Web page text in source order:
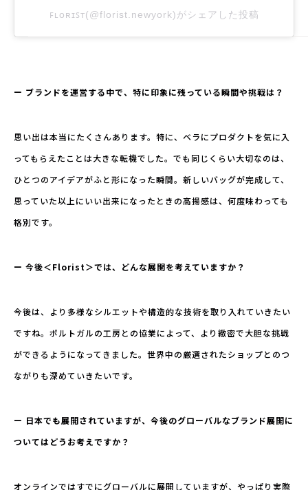
ꜰʟᴏʀɪꜱᴛ(@florist.newyork)がシェアした投稿
ー ブランドを運営する中で、特に印象に残っている瞬間や挑戦は？
思い出は本当にたくさんあります。特に、ベラにプロダクトを気に入
ってもらえたことは大きな転機でした。でも同じくらい大切なのは、
ひとつのアイデアがふと形になった瞬間。新しいバッグが完成して、
思っていた以上にいい出来になったときの高揚感は、何度味わっても
格別です。
ー 今後＜Florist＞では、どんな展開を考えていますか？
今後は、より多様なシルエットや構造的な技術を取り入れていきたい
ですね。ポルトガルの工房との協業によって、より緻密で大胆な挑戦
ができるようになってきました。世界中の厳選されたショップとのつ
ながりも深めていきたいです。
ー 日本でも展開されていますが、今後のグローバルなブランド展開に
ついてはどうお考えですか？
オンラインではすでにグローバルに展開していますが、やっぱり実際